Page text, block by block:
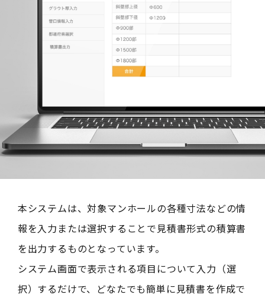
本システムは、対象マンホールの各種寸法などの情
報を入力または選択することで見積書形式の積算書
を出力するものとなっています。
システム画面で表示される項目について入力（選
択）するだけで、どなたでも簡単に見積書を作成で